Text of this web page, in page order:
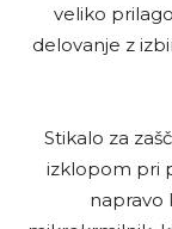
veliko
delovanje z
Stikalo za
izklopom pri
napravo